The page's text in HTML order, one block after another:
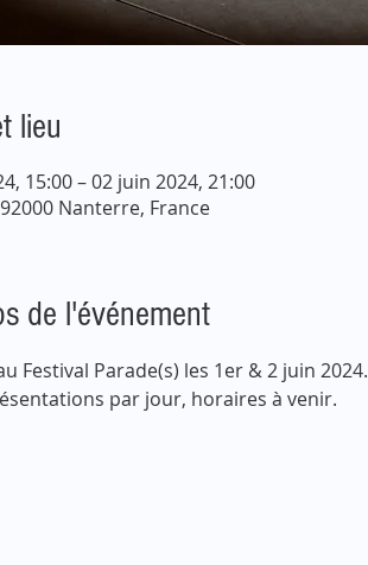
lieu
15:00 – 02 juin 2024, 21:00
Nanterre, France
de l'événement
Festival Parade(s) les 1er & 2 juin 2024.
par jour, horaires à venir.